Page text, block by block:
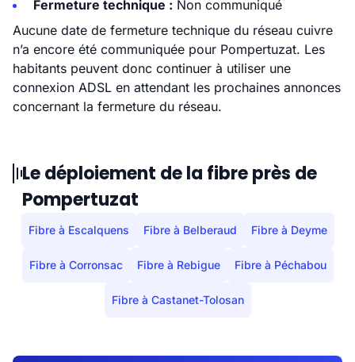
Fermeture technique : Non communiqué
Aucune date de fermeture technique du réseau cuivre
n’a encore été communiquée pour Pompertuzat. Les
habitants peuvent donc continuer à utiliser une
connexion ADSL en attendant les prochaines annonces
concernant la fermeture du réseau.
Le déploiement de la fibre près de
Pompertuzat
Fibre à Escalquens Fibre à Belberaud Fibre à Deyme
Fibre à Corronsac Fibre à Rebigue Fibre à Péchabou
Fibre à Castanet-Tolosan